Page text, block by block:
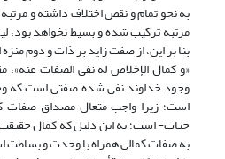
به نحو تمام و نقص اختلاف داشته و
مرتبه ترکیب شده و بسیط نخواهد بود،
بنا بر این، از صفت زاید بر ذات و دوم
«و کمال الإخلاص له نفی الصفات عنه‏»،
وجود خداوند نفی شده صفتی است که
است؛ زیرا واجب متعال مصداق
حیات- است؛ به این دلیل که کمال
به صفات کمالی همراه با وحدت و